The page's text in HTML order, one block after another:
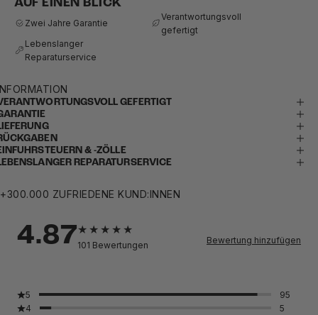
AUF EINEN BLICK
Zwei Jahre Garantie
Verantwortungsvoll
gefertigt
Lebenslanger
Reparaturservice
GEFERTIGT
& -ZÖLLE
REPARATURSERVICE
+300.000 ZUFRIEDENE KUND:INNEN
4.87101 Bewertungen Bewertung hinzufügen
5
95
4
5